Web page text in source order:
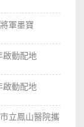
軍墨寶
動配地
動配地
立鳳山醫院攜